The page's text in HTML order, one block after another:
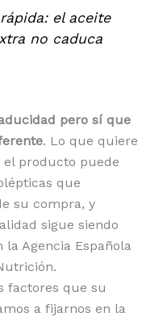
el aceite
no caduca
pero sí que
. Lo que quiere
producto puede
que
su compra, y
sigue siendo
Agencia Española
factores que su
a fijarnos en la